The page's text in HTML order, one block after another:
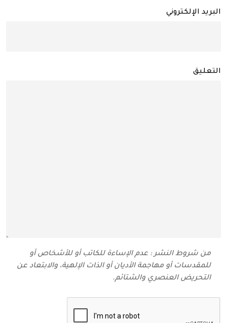
البريد الإلكتروني
التعليق
من شروط النشر : عدم الإساءة للكاتب أو للأشخاص أو
للمقدسات أو مهاجمة الأديان أو الذات الإلهية، والابتعاد عن
التحريض العنصري والشتائم‬.